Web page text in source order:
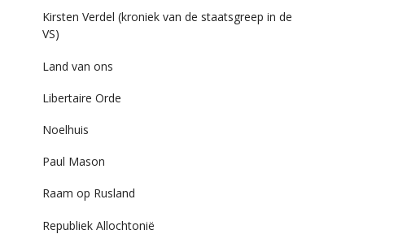
Kirsten Verdel (kroniek van de staatsgreep in de
VS)
Land van ons
Libertaire Orde
Noelhuis
Paul Mason
Raam op Rusland
Republiek Allochtonië